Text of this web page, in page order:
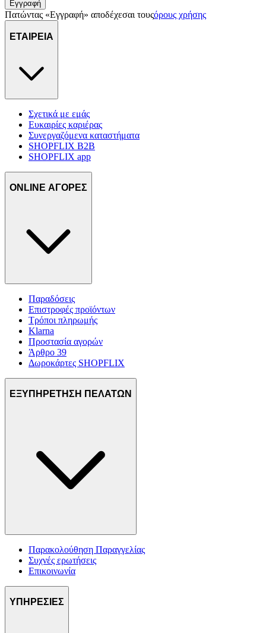
τοποθεσίας μας στους συνεργάτες μέσων κοινωνικής
δικτύωσης, διαφημίσεων και ανάλυσης.
Εγγραφή
Πατώντας «Εγγραφή» αποδέχεσαι τουςόρους χρήσης
ΕΤΑΙΡΕΙΑ
Σχετικά με εμάς
Ευκαιρίες καριέρας
Συνεργαζόμενα καταστήματα
SHOPFLIX B2B
SHOPFLIX app
ONLINE ΑΓΟΡΕΣ
Παραδόσεις
Επιστροφές προϊόντων
Τρόποι πληρωμής
Klarna
Προστασία αγορών
Άρθρο 39
Δωροκάρτες SHOPFLIX
ΕΞΥΠΗΡΕΤΗΣΗ ΠΕΛΑΤΩΝ
Παρακολούθηση Παραγγελίας
Συχνές ερωτήσεις
Επικοινωνία
ΥΠΗΡΕΣΙΕΣ